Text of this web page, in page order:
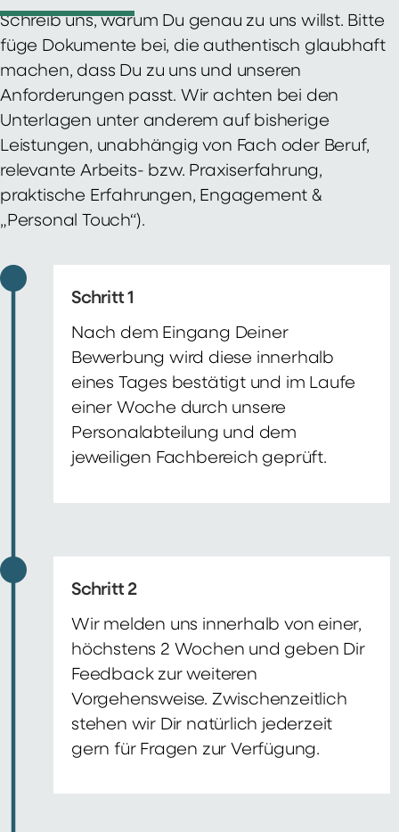
Schreib uns, warum Du genau zu uns willst. Bitte
füge Dokumente bei, die authentisch glaubhaft
machen, dass Du zu uns und unseren
Anforderungen passt. Wir achten bei den
Unterlagen unter anderem auf bisherige
Leistungen, unabhängig von Fach oder Beruf,
relevante Arbeits- bzw. Praxiserfahrung,
praktische Erfahrungen, Engagement &
„Personal Touch“).
Schritt 1
Nach dem Eingang Deiner
Bewerbung wird diese innerhalb
eines Tages bestätigt und im Laufe
einer Woche durch unsere
Personalabteilung und dem
jeweiligen Fachbereich geprüft.
Schritt 2
Wir melden uns innerhalb von einer,
höchstens 2 Wochen und geben Dir
Feedback zur weiteren
Vorgehensweise. Zwischenzeitlich
stehen wir Dir natürlich jederzeit
gern für Fragen zur Verfügung.